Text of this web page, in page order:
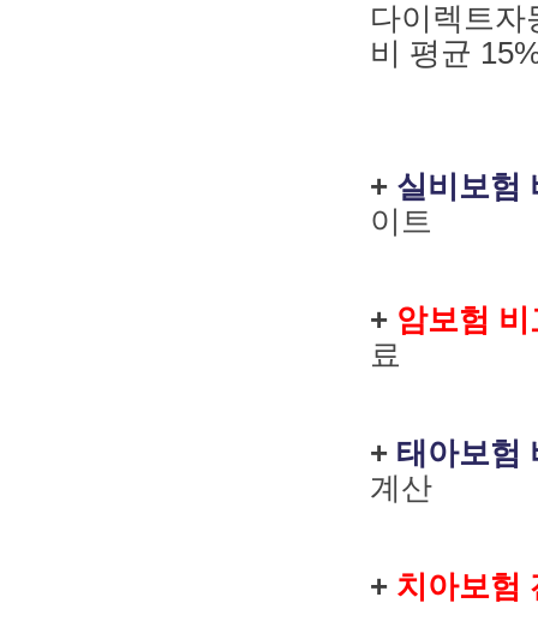
다이렉트
비 평균
+ 실비보험
이트
+ 암보험
료
+ 태아보험
계산
+ 치아보험